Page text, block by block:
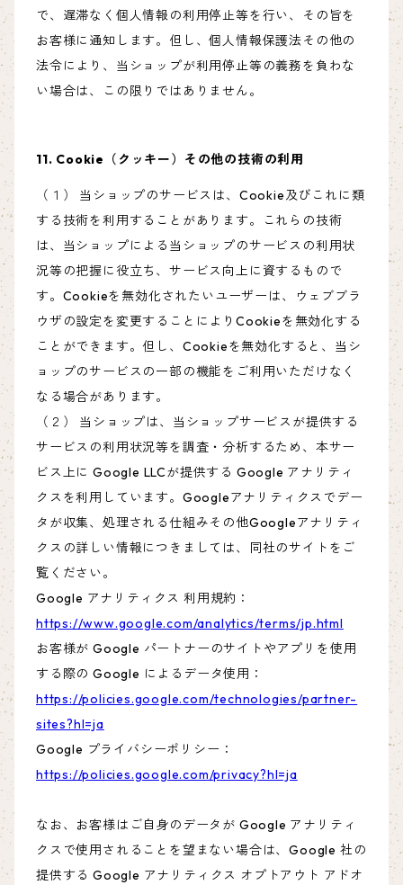
で、遅滞なく個人情報の利用停止等を行い、その旨を
お客様に通知します。但し、個人情報保護法その他の
法令により、当ショップが利用停止等の義務を負わな
い場合は、この限りではありません。
11. Cookie（クッキー）その他の技術の利用
（１） 当ショップのサービスは、Cookie及びこれに類
する技術を利用することがあります。これらの技術
は、当ショップによる当ショップのサービスの利用状
況等の把握に役立ち、サービス向上に資するもので
す。Cookieを無効化されたいユーザーは、ウェブブラ
ウザの設定を変更することによりCookieを無効化する
ことができます。但し、Cookieを無効化すると、当シ
ョップのサービスの一部の機能をご利用いただけなく
なる場合があります。
（２） 当ショップは、当ショップサービスが提供する
サービスの利用状況等を調査・分析するため、本サー
ビス上に Google LLCが提供する Google アナリティ
クスを利用しています。Googleアナリティクスでデー
タが収集、処理される仕組みその他Googleアナリティ
クスの詳しい情報につきましては、同社のサイトをご
覧ください。
Google アナリティクス 利用規約：
https://www.google.com/analytics/terms/jp.html
お客様が Google パートナーのサイトやアプリを使用
する際の Google によるデータ使用：
https://policies.google.com/technologies/partner-
sites?hl=ja
Google プライバシーポリシー：
https://policies.google.com/privacy?hl=ja
なお、お客様はご自身のデータが Google アナリティ
クスで使用されることを望まない場合は、Google 社の
提供する Google アナリティクス オプトアウト アドオ